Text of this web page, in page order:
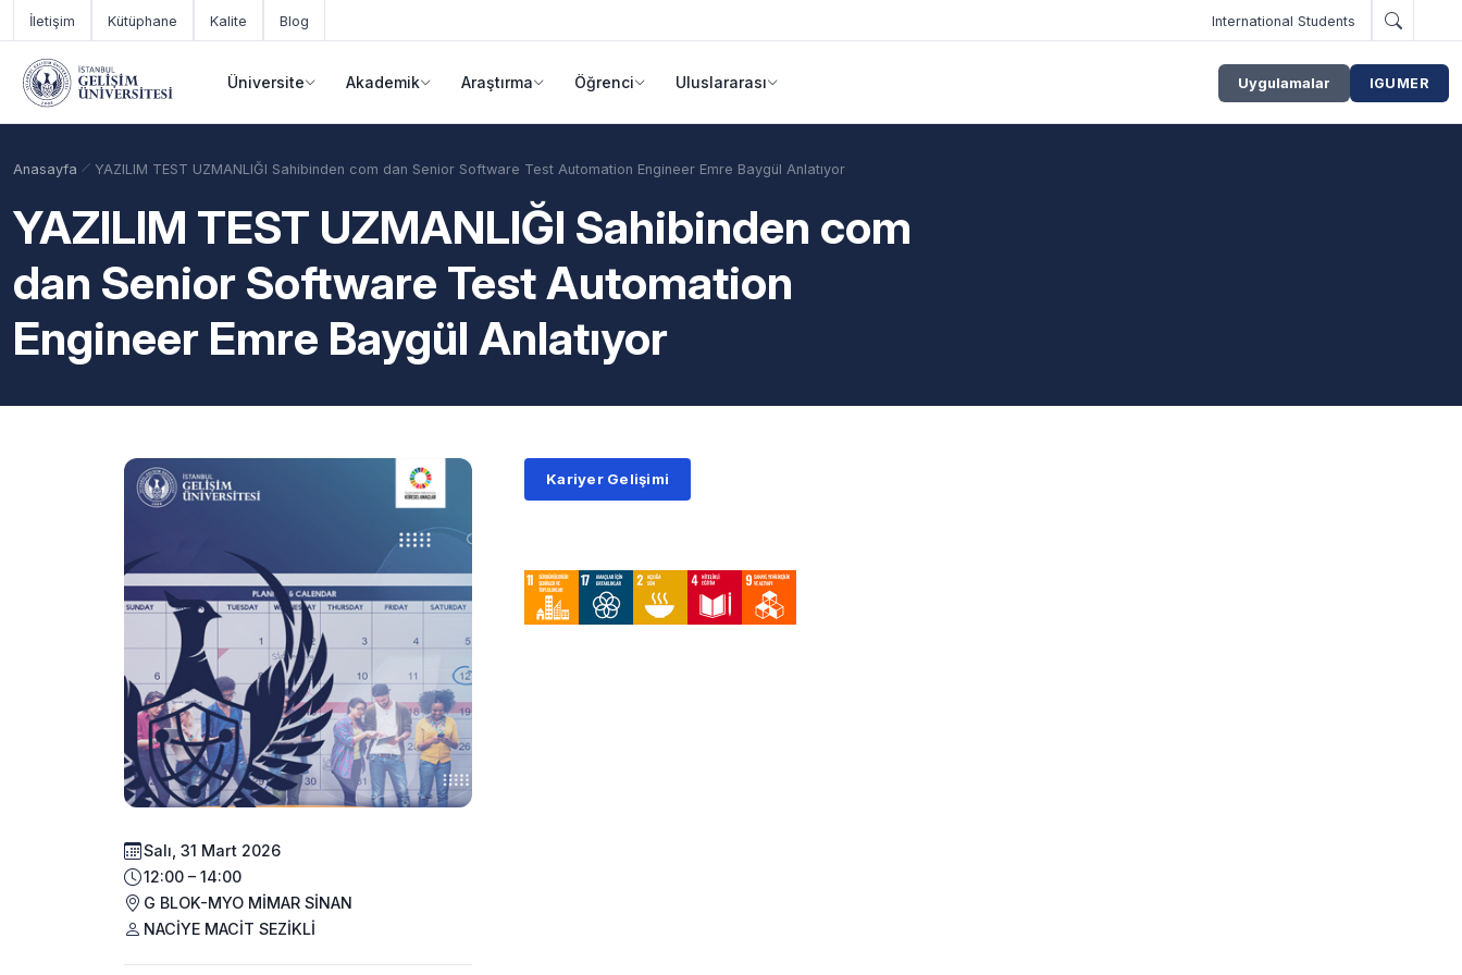
Ana içeriğe geç
İletişim Kütüphane Kalite Blog International Students
Üniversite Akademik Araştırma Öğrenci Uluslararası Uygulamalar IGUMER
Anasayfa YAZILIM TEST UZMANLIĞI Sahibinden com dan Senior Software Test Automation Engineer Emre Baygül Anlatıyor
YAZILIM TEST UZMANLIĞI Sahibinden com
dan Senior Software Test Automation
Engineer Emre Baygül Anlatıyor
Salı, 31 Mart 2026
12:00 – 14:00
G BLOK-MYO MİMAR SİNAN
NACİYE MACİT SEZİKLİ
Kariyer Gelişimi